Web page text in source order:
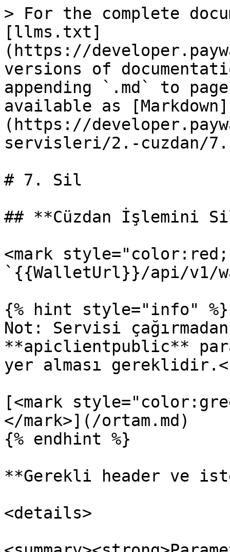
> For the complete
[llms.txt]
(https://
versions of
appending `.md` to
available as [Markdown]
(https://
servisleri/2.-cuzdan/
# 7. Sil
## **Cüzdan İşlemini
<mark
`{{WalletUrl}}/api/v1/
{% hint style="info" %}
Not: Servisi
**apiclientpublic**
yer alması
[<mark
</mark>](/ortam.md)
{% endhint %}
**Gerekli header ve
<details>